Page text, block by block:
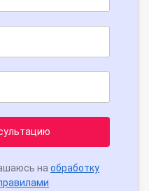
на обработку